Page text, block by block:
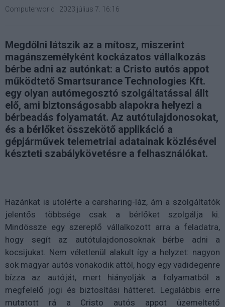
Computerworld 2023 július 7. 16:16
Megdőlni látszik az a mítosz, miszerint
magánszemélyként kockázatos vállalkozás
bérbe adni az autónkat: a Cristo autós appot
működtető Smartsurance Technologies Kft.
egy olyan autómegosztó szolgáltatással állt
elő, ami biztonságosabb alapokra helyezi a
bérbeadás folyamatát. Az autótulajdonosokat,
és a bérlőket összekötő applikáció a
gépjárművek telemetriai adatainak közlésével
készteti szabálykövetésre a felhasználókat.
Hazánkat is utolérte a carsharing-láz, ám a szolgáltatók
jelentős többsége csak a bérlőket szolgálja ki.
Mindössze egy szereplő vállalkozott arra a feladatra,
hogy segít az autótulajdonosoknak bérbe adni a
kocsijukat. Nem véletlenül alakult így a helyzet: nagyon
sok magyar autós vonakodik attól, hogy egy vadidegenre
bízza az autóját, mert hiányolják a folyamatból a
megfelelő jogi és biztosítási hátteret. Legalábbis erre
mutatott rá a Cristo autós appot üzemeltető